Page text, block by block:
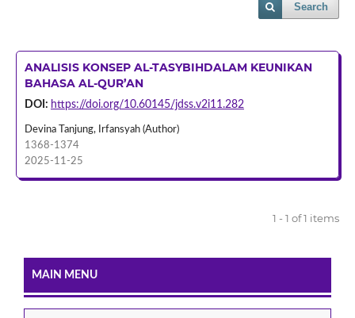
Search
ANALISIS KONSEP AL-TASYBIHDALAM KEUNIKAN
BAHASA AL-QUR’AN
DOI: https://doi.org/10.60145/jdss.v2i11.282
Devina Tanjung, Irfansyah (Author)
1368-1374
2025-11-25
1 - 1 of 1 items
MAIN MENU